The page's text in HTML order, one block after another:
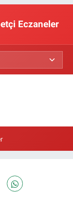
Eczaneler